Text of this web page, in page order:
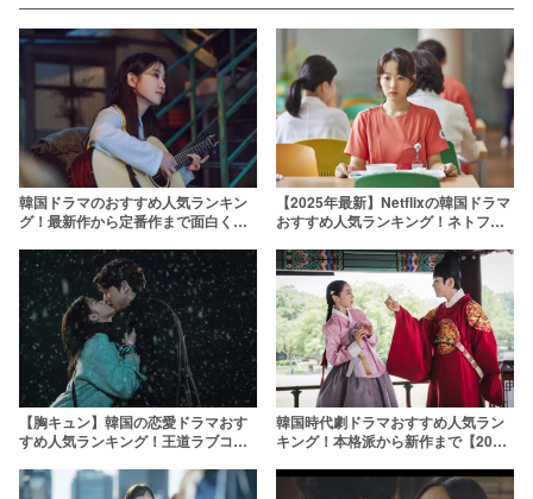
韓国ドラマのおすすめ人気ランキン
グ！最新作から定番作まで面白くて
【2025年最新】Netflixの韓国ドラマ
おすすめ人気ランキング！ネトフリ
選
【胸キュン】韓国の恋愛ドラマおす
すめ人気ランキング！王道ラブコメ
韓国時代劇ドラマおすすめ人気ラン
キング！本格派から新作まで【2025